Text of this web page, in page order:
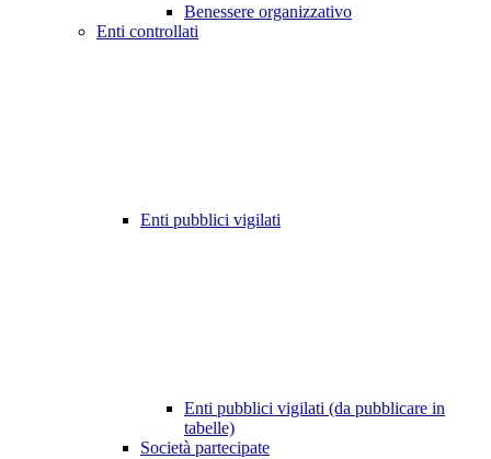
Benessere organizzativo
Enti controllati
Enti pubblici vigilati
Enti pubblici vigilati (da pubblicare in
tabelle)
Società partecipate